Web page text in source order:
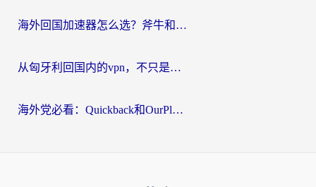
海外回国加速器怎么选？斧牛和海龟哪个好？一篇帮你避开坑的实用指南
从匈牙利回国内的vpn，不只是为了刷剧那么简单
海外党必看：Quickback和OurPlay好用吗？3分钟选对回国加速器，无缝刷剧玩游戏